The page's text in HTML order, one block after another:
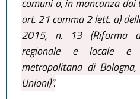
comuni o, in mancanza dai
art. 21 comma 2 lett. a)
2015, n. 13 (Riforma
regionale e locale e
metropolitana di
Unioni)”.